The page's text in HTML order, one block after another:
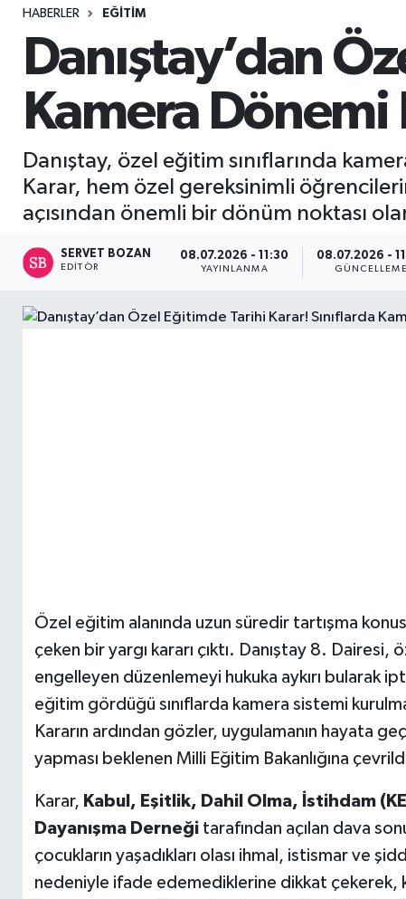
HABERLER EĞITIM
Danıştay’dan
Kamera Dönemi
Danıştay, özel eğitim sınıflarında
Karar, hem özel gereksinimli
açısından önemli bir dönüm noktası
SERVET BOZAN
EDITÖR
08.07.2026 - 11:30
YAYINLANMA
08.07.2026 -
GÜNCELLEME
Özel eğitim alanında uzun süredir tartışma
çeken bir yargı kararı çıktı. Danıştay 8. Dairesi,
engelleyen düzenlemeyi hukuka aykırı bularak
eğitim gördüğü sınıflarda kamera sistemi
Kararın ardından gözler, uygulamanın hayata
yapması beklenen Milli Eğitim Bakanlığına
Karar, Kabul, Eşitlik, Dahil Olma, İstihdam
Dayanışma Derneğitarafından açılan dava
çocukların yaşadıkları olası ihmal, istismar ve
nedeniyle ifade edemediklerine dikkat çekerek,
Seri İlan
Siyaset
Spor
Yaşam